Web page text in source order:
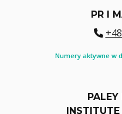
PR I
Numery aktywne w
PALEY